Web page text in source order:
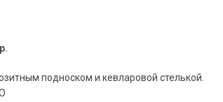
подноском и кевларовой стелькой.